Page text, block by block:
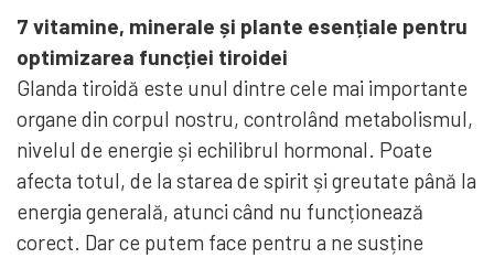
7 vitamine, minerale și plante esențiale pentru
optimizarea funcției tiroidei
Glanda tiroidă este unul dintre cele mai importante
organe din corpul nostru, controlând metabolismul,
nivelul de energie și echilibrul hormonal. Poate
afecta totul, de la starea de spirit și greutate până la
energia generală, atunci când nu funcționează
corect. Dar ce putem face pentru a ne susține